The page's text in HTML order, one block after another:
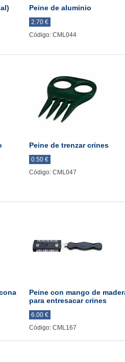
Peine de aluminio
2.70 €
Código: CML044
Peine de trenzar crines
0.50 €
Código: CML047
Peine con mango de
para entresacar crines
6.00 €
Código: CML167